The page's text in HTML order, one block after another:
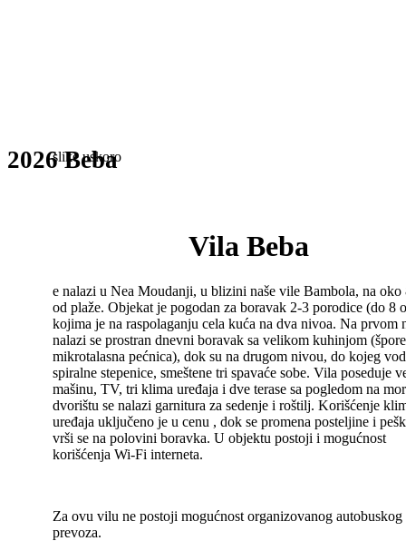
2026 Beba
slike uskoro
Vila Beba
e nalazi u Nea Moudanji, u blizini naše vile Bambola, na oko
od plaže. Objekat je pogodan za boravak 2-3 porodice (do 8
kojima je na raspolaganju cela kuća na dva nivoa. Na prvom
nalazi se prostran dnevni boravak sa velikom kuhinjom
mikrotalasna pećnica), dok su na drugom nivou, do kojeg
spiralne stepenice, smeštene tri spavaće sobe. Vila poseduje
mašinu, TV, tri klima uređaja i dve terase sa pogledom na
dvorištu se nalazi garnitura za sedenje i roštilj. Korišćenje
uređaja uključeno je u cenu , dok se promena posteljine i
vrši se na polovini boravka. U objektu postoji i mogućnost
korišćenja Wi-Fi interneta.
Za ovu vilu ne postoji mogućnost organizovanog autobuskog
prevoza.